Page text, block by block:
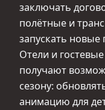
заключать
полётные и
запускать новые
Отели и
получают
сезону:
анимацию для